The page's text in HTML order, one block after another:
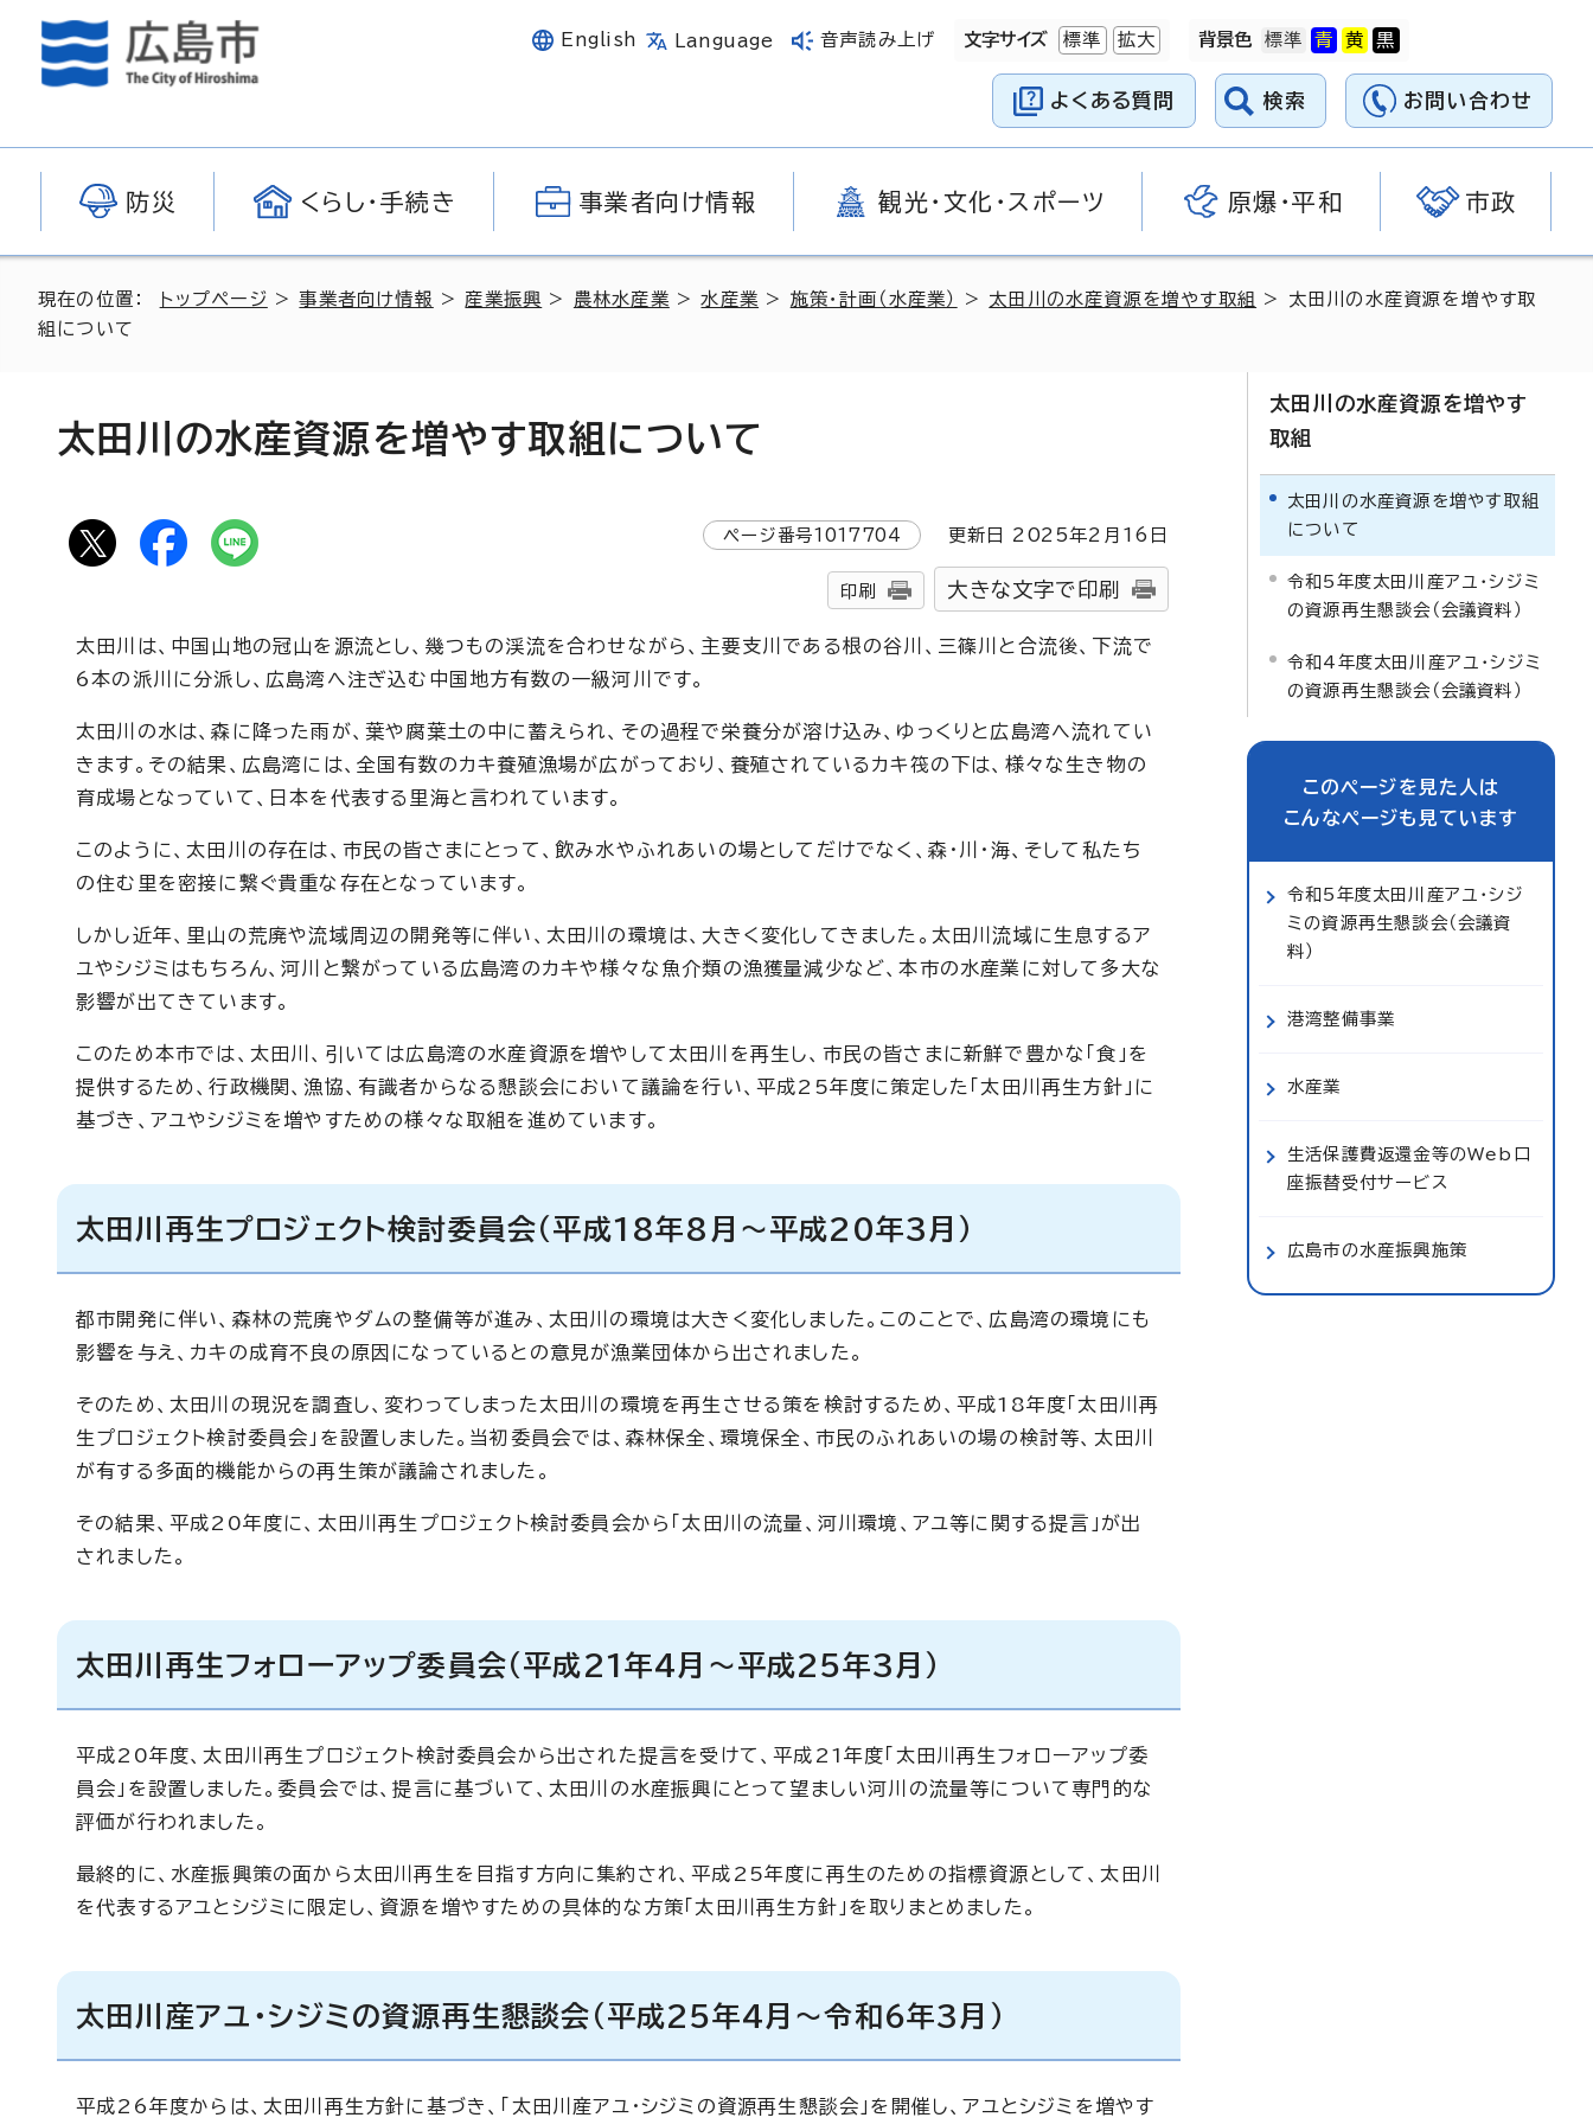
English Language 音声読み上げ 文字サイズ 標準 拡大 背景色
よくある質問 検索 お問い合わせ
防災 くらし・手続き 事業者向け情報 観光・文化・スポーツ 原爆・平和 市政
現在の位置： トップページ >事業者向け情報 > 産業振興 > 農林水産業 >水産業 > 施策・計画（水産業） > 太田川の水産資源を増やす取組
> 太田川の水産資源を増やす取
組について
太田川の水産資源を増やす取組について
ページ番号1017704 更新日 2025年2月 16 日
印刷 大きな文字で印刷
太田川は、中国山地の冠山を源流とし、幾つもの渓流を合わせながら、主要支川である根の谷川、三篠川と合流後、下流で
6本の派川に分派し、広島湾へ注ぎ込む中国地方有数の一級河川です。
太田川の水は、森に降った雨が、葉や腐葉土の中に蓄えられ、その過程で栄養分が溶け込み、ゆっくりと広島湾へ流れてい
きます。その結果、広島湾には、全国有数のカキ養殖漁場が広がっており、養殖されているカキ筏の下は、様々な生き物の
育成場となっていて、日本を代表する里海と言われています。
このように、太田川の存在は、市民の皆さまにとって、飲み水やふれあいの場としてだけでなく、森・川・海、そして私たち
の住む里を密接に繋ぐ貴重な存在となっています。
しかし近年、里山の荒廃や流域周辺の開発等に伴い、太田川の環境は、大きく変化してきました。太田川流域に生息するア
ユやシジミはもちろん、河川と繋がっている広島湾のカキや様々な魚介類の漁獲量減少など、本市の水産業に対して多大な
影響が出てきています。
このため本市では、太田川、引いては広島湾の水産資源を増やして太田川を再生し、市民の皆さまに新鮮で豊かな「食」を
提供するため、行政機関、漁協、有識者からなる懇談会において議論を行い、平成25年度に策定した「太田川再生方針」に
基づき、アユやシジミを増やすための様々な取組を進めています。
太田川再生プロジェクト検討委員会（平成18年8月～平成20年3月）
都市開発に伴い、森林の荒廃やダムの整備等が進み、太田川の環境は大きく変化しました。このことで、広島湾の環境にも
影響を与え、カキの成育不良の原因になっているとの意見が漁業団体から出されました。
そのため、太田川の現況を調査し、変わってしまった太田川の環境を再生させる策を検討するため、平成18年度「太田川再
生プロジェクト検討委員会」を設置しました。当初委員会では、森林保全、環境保全、市民のふれあいの場の検討等、太田川
が有する多面的機能からの再生策が議論されました。
その結果、平成20年度に、太田川再生プロジェクト検討委員会から「太田川の流量、河川環境、アユ等に関する提言」が出
されました。
太田川再生フォローアップ委員会（平成21年4月～平成25年3月）
平成20年度、太田川再生プロジェクト検討委員会から出された提言を受けて、平成21年度「太田川再生フォローアップ委
員会」を設置しました。委員会では、提言に基づいて、太田川の水産振興にとって望ましい河川の流量等について専門的な
評価が行われました。
最終的に、水産振興策の面から太田川再生を目指す方向に集約され、平成25年度に再生のための指標資源として、太田川
を代表するアユとシジミに限定し、資源を増やすための具体的な方策「太田川再生方針」を取りまとめました。
太田川産アユ・シジミの資源再生懇談会（平成25年4月～令和6年3月）
平成26年度からは、太田川再生方針に基づき、「太田川産アユ・シジミの資源再生懇談会」を開催し、アユとシジミを増やす
太田川の水産資源を増やす
取組
太田川の水産資源を増やす取組
について
令和5年度太田川産アユ・シジミ
の資源再生懇談会（会議資料）
令和4年度太田川産アユ・シジミ
の資源再生懇談会（会議資料）
このページを見た人は
こんなページも見ています
令和5年度太田川産アユ・シジ
ミの資源再生懇談会（会議資
料）
港湾整備事業
水産業
生活保護費返還金等のWeb口
座振替受付サービス
広島市の水産振興施策